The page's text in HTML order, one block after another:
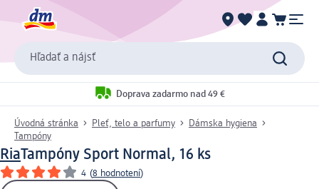
Hľadať a nájsť
Doprava zadarmo nad 49 €
Úvodná stránka Pleť, telo a parfumy
Dámska hygiena
Tampóny
RiaTampóny Sport Normal, 16 ks
4 (8 hodnotení)